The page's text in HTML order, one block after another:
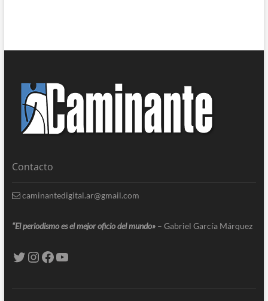
Contacto
caminantedigital.ar@gmail.com
“El periodismo es el mejor oficio del mundo» – Gabriel García Márquez